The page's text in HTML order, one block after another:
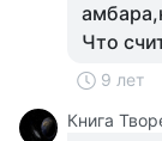
Что
9 лет
Книга